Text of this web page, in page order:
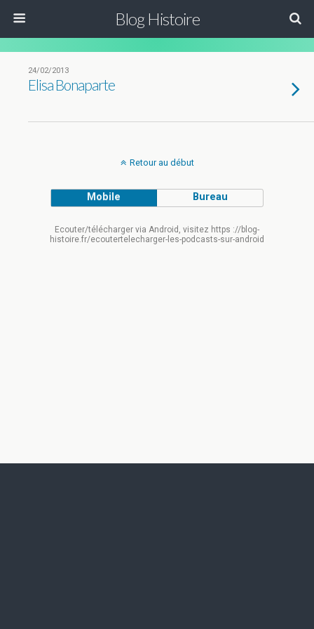
Blog Histoire
24/02/2013
Elisa Bonaparte
Retour au début
Mobile Bureau
Ecouter/télécharger via Android, visitez https ://blog-
histoire.fr/ecoutertelecharger-les-podcasts-sur-android